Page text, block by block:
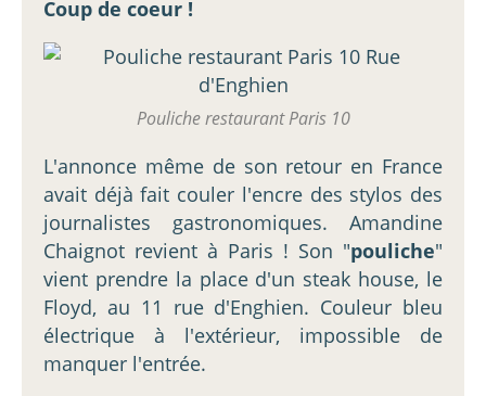
Coup de coeur !
Pouliche restaurant Paris 10
L'annonce même de son retour en France
avait déjà fait couler l'encre des stylos des
journalistes gastronomiques. Amandine
Chaignot revient à Paris ! Son "pouliche"
vient prendre la place d'un steak house, le
Floyd, au 11 rue d'Enghien. Couleur bleu
électrique à l'extérieur, impossible de
manquer l'entrée.